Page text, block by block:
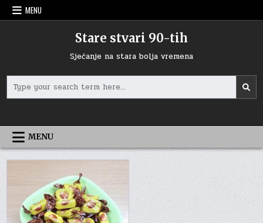
Skip
to
MENU
Stare stvari 90-tih
Sjećanje na stara bolja vremena
for:
MENU